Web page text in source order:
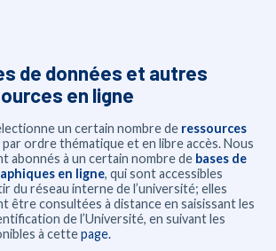
de données et autres
en ligne
un certain nombre de ressources
par ordre thématique et en libre accès. Nous
abonnés à un certain nombre de bases de
en ligne, qui sont accessibles
du réseau interne de l’université; elles
être consultées à distance en saisissant les
de l’Université, en suivant les
à cettepage.